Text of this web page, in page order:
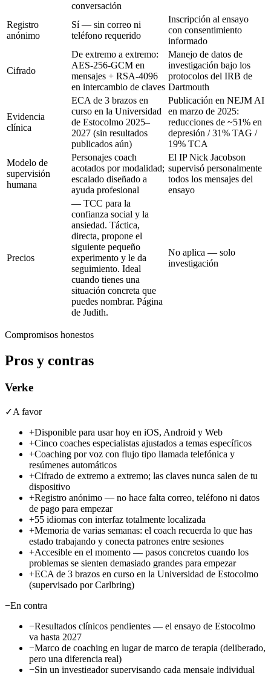
conversación
Registro
anónimo
Sí — sin correo ni
teléfono requerido
Inscripción al ensayo
con consentimiento
informado
Cifrado
De extremo a extremo:
AES-256-GCM en
mensajes + RSA-4096
en intercambio de claves
Manejo de datos de
investigación bajo los
protocolos del IRB de
Dartmouth
Evidencia
clínica
ECA de 3 brazos en
curso en la Universidad
de Estocolmo 2025–
2027 (sin resultados
publicados aún)
Publicación en NEJM AI
en marzo de 2025:
reducciones de ~51% en
depresión / 31% TAG /
19% TCA
Modelo de
supervisión
humana
Personajes coach
acotados por modalidad;
escalado diseñado a
ayuda profesional
El IP Nick Jacobson
supervisó personalmente
todos los mensajes del
ensayo
Precios
— TCC para la
confianza social y la
ansiedad. Táctica,
directa, propone el
siguiente pequeño
experimento y le da
seguimiento. Ideal
cuando tienes una
situación concreta que
puedes nombrar. Página
de Judith.
No aplica — solo
investigación
Compromisos honestos
Pros y contras
Verke
✓A favor
+Disponible para usar hoy en iOS, Android y Web
+Cinco coaches especialistas ajustados a temas específicos
+Coaching por voz con flujo tipo llamada telefónica y
resúmenes automáticos
+Cifrado de extremo a extremo; las claves nunca salen de tu
dispositivo
+Registro anónimo — no hace falta correo, teléfono ni datos
de pago para empezar
+55 idiomas con interfaz totalmente localizada
+Memoria de varias semanas: el coach recuerda lo que has
estado trabajando y conecta patrones entre sesiones
+Accesible en el momento — pasos concretos cuando los
problemas se sienten demasiado grandes para empezar
+ECA de 3 brazos en curso en la Universidad de Estocolmo
(supervisado por Carlbring)
−En contra
−Resultados clínicos pendientes — el ensayo de Estocolmo
va hasta 2027
−Marco de coaching en lugar de marco de terapia (deliberado,
pero una diferencia real)
−Sin un investigador supervisando cada mensaje individual